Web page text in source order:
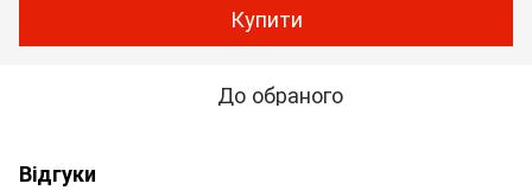
Купити
До обраного
Відгуки